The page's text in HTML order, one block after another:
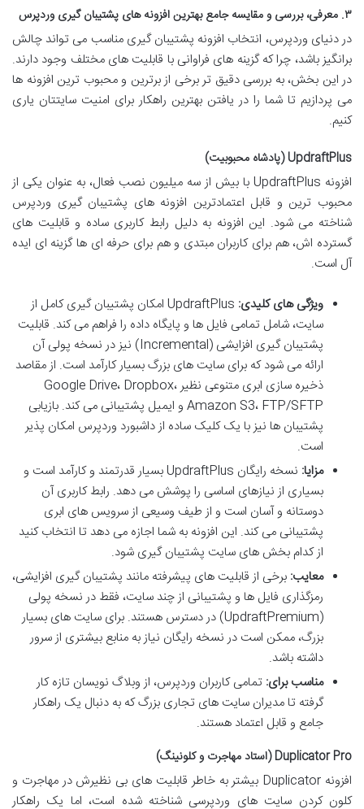
۳. معرفی، بررسی و مقایسه جامع بهترین افزونه های پشتیبان گیری وردپرس
در دنیای وردپرس، انتخاب افزونه پشتیبان گیری مناسب می تواند چالش
برانگیز باشد، چرا که گزینه های فراوانی با قابلیت های مختلف وجود دارند.
در این بخش، به بررسی دقیق تر برخی از برترین و محبوب ترین افزونه ها
می پردازیم تا شما را در یافتن بهترین راهکار برای امنیت سایتتان یاری
کنیم.
UpdraftPlus (پادشاه محبوبیت)
افزونه UpdraftPlus با بیش از سه میلیون نصب فعال، به عنوان یکی از
محبوب ترین و قابل اعتمادترین افزونه های پشتیبان گیری وردپرس
شناخته می شود. این افزونه به دلیل رابط کاربری ساده و قابلیت های
گسترده اش، هم برای کاربران مبتدی و هم برای حرفه ای ها گزینه ای ایده
آل است.
ویژگی های کلیدی:
UpdraftPlus امکان پشتیبان گیری کامل از
سایت، شامل تمامی فایل ها و پایگاه داده را فراهم می کند. قابلیت
پشتیبان گیری افزایشی (Incremental) نیز در نسخه پولی آن
ارائه می شود که برای سایت های بزرگ بسیار کارآمد است. از مقاصد
ذخیره سازی ابری متنوعی نظیر Google Drive، Dropbox،
Amazon S3، FTP/SFTP و ایمیل پشتیبانی می کند. بازیابی
پشتیبان ها نیز با یک کلیک ساده از داشبورد وردپرس امکان پذیر
است.
مزایا:
نسخه رایگان UpdraftPlus بسیار قدرتمند و کارآمد است و
بسیاری از نیازهای اساسی را پوشش می دهد. رابط کاربری آن
دوستانه و آسان است و از طیف وسیعی از سرویس های ابری
پشتیبانی می کند. این افزونه به شما اجازه می دهد تا انتخاب کنید
از کدام بخش های سایت پشتیبان گیری شود.
معایب: برخی از قابلیت های پیشرفته مانند پشتیبان گیری افزایشی،
رمزگذاری فایل ها و پشتیبانی از چند سایت، فقط در نسخه پولی
(UpdraftPremium) در دسترس هستند. برای سایت های بسیار
بزرگ، ممکن است در نسخه رایگان نیاز به منابع بیشتری از سرور
داشته باشد.
مناسب برای: تمامی کاربران وردپرس، از وبلاگ نویسان تازه کار
گرفته تا مدیران سایت های تجاری بزرگ که به دنبال یک راهکار
جامع و قابل اعتماد هستند.
Duplicator Pro (استاد مهاجرت و کلونینگ)
افزونه Duplicator بیشتر به خاطر قابلیت های بی نظیرش در مهاجرت و
کلون کردن سایت های وردپرسی شناخته شده است، اما یک راهکار